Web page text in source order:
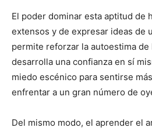
El poder dominar esta aptitud de
extensos y de expresar ideas de
permite reforzar la autoestima de
desarrolla una confianza en sí
miedo escénico para sentirse
enfrentar a un gran número de
Del mismo modo, el aprender el